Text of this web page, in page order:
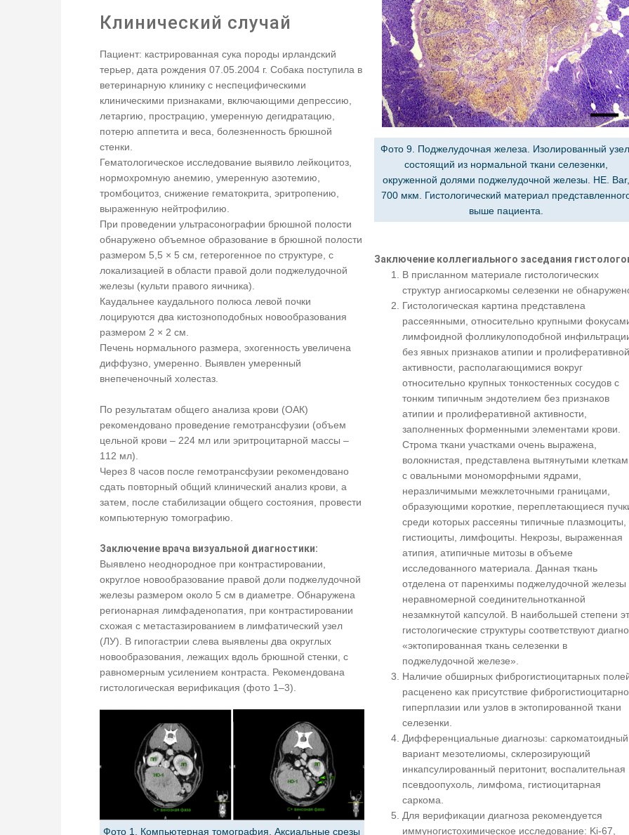
Клинический случай
Пациент: кастрированная сука породы ирландский
терьер, дата рождения 07.05.2004 г. Собака поступила в
ветеринарную клинику с неспецифическими
клиническими признаками, включающими депрессию,
летаргию, прострацию, умеренную дегидратацию,
потерю аппетита и веса, болезненность брюшной
стенки.
Гематологическое исследование выявило лейкоцитоз,
нормохромную анемию, умеренную азотемию,
тромбоцитоз, снижение гематокрита, эритропению,
выраженную нейтрофилию.
При проведении ультрасонографии брюшной полости
обнаружено объемное образование в брюшной полости
размером 5,5 × 5 см, гетерогенное по структуре, с
локализацией в области правой доли поджелудочной
железы (культи правого яичника).
Каудальнее каудального полюса левой почки
лоцируются два кистозноподобных новообразования
размером 2 × 2 см.
Печень нормального размера, эхогенность увеличена
диффузно, умеренно. Выявлен умеренный
внепеченочный холестаз.
По результатам общего анализа крови (ОАК)
рекомендовано проведение гемотрансфузии (объем
цельной крови – 224 мл или эритроцитарной массы –
112 мл).
Через 8 часов после гемотрансфузии рекомендовано
сдать повторный общий клинический анализ крови, а
затем, после стабилизации общего состояния, провести
компьютерную томографию.
Заключение врача визуальной диагностики:
Выявлено неоднородное при контрастировании,
округлое новообразование правой доли поджелудочной
железы размером около 5 см в диаметре. Обнаружена
регионарная лимфаденопатия, при контрастировании
схожая с метастазированием в лимфатический узел
(ЛУ). В гипогастрии слева выявлены два округлых
новообразования, лежащих вдоль брюшной стенки, с
равномерным усилением контраста. Рекомендована
гистологическая верификация (фото 1–3).
Фото 1. Компьютерная томография. Аксиальные срезы
Фото 9. Поджелудочная железа. Изолированный
состоящий из нормальной ткани селезенки,
окруженной долями поджелудочной железы. HE.
700 мкм. Гистологический материал
выше пациента.
Заключение коллегиального заседания
В присланном материале гистологических
структур ангиосаркомы селезенки не
Гистологическая картина представлена
рассеянными, относительно крупными
лимфоидной фолликулоподобной
без явных признаков атипии и пролиферативной
активности, располагающимися вокруг
относительно крупных тонкостенных сосудов с
тонким типичным эндотелием без признаков
атипии и пролиферативной активности,
заполненных форменными элементами крови.
Строма ткани участками очень выражена,
волокнистая, представлена вытянутыми
с овальными мономорфными ядрами,
неразличимыми межклеточными границами,
образующими короткие, переплетающиеся
среди которых рассеяны типичные плазмоциты,
гистиоциты, лимфоциты. Некрозы, выраженная
атипия, атипичные митозы в объеме
исследованного материала. Данная ткань
отделена от паренхимы поджелудочной железы
неравномерной соединительнотканной
незамкнутой капсулой. В наибольшей степени
гистологические структуры соответствуют
«эктопированная ткань селезенки в
поджелудочной железе».
Наличие обширных фиброгистиоцитарных
расценено как присутствие
гиперплазии или узлов в эктопированной ткани
селезенки.
Дифференциальные диагнозы: саркоматоидный
вариант мезотелиомы, склерозирующий
инкапсулированный перитонит, воспалительная
псевдоопухоль, лимфома, гистиоцитарная
саркома.
Для верификации диагноза рекомендуется
иммуногистохимическое исследование: Ki-67,